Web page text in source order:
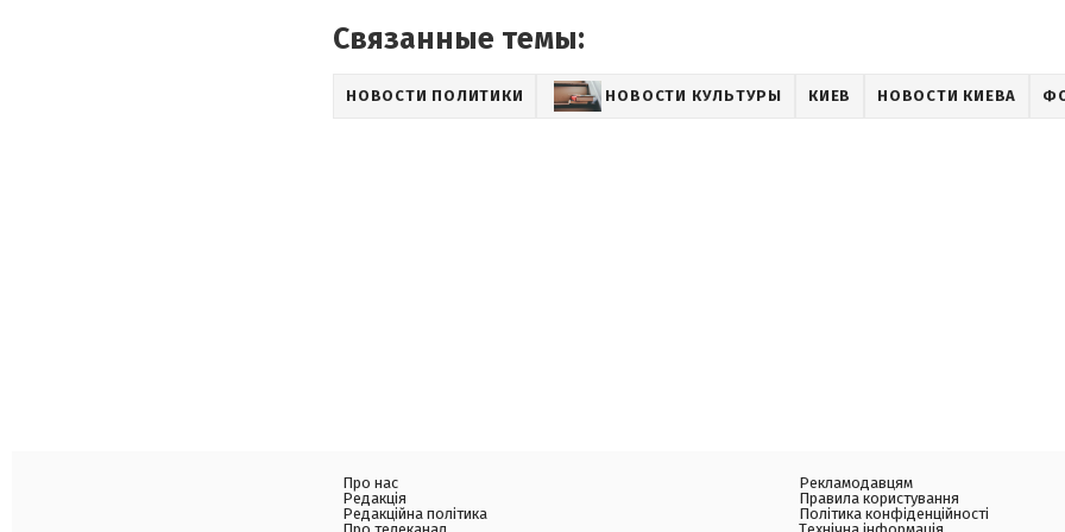
Связанные темы:
НОВОСТИ ПОЛИТИКИ НОВОСТИ КУЛЬТУРЫ КИЕВ НОВОСТИ КИЕВА
Про нас
Редакція
Редакційна політика
Рекламодавцям
Правила користування
Політика конфіденційності